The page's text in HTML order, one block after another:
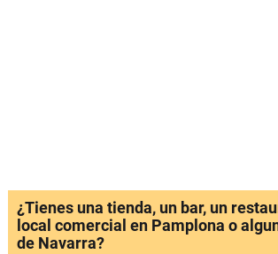
¿Tienes una tienda, un bar, un
local comercial en Pamplona o
de Navarra?